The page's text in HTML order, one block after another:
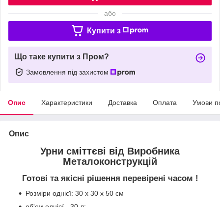
або
Купити з
Що таке купити з Пром?
Замовлення під захистом
Опис Характеристики Доставка Оплата Умови
Опис
Урни сміттєві від Виробника
Металоконструкцій
Готові та якісні рішення перевірені часом !
Розміри однієї: 30 х 30 х 50 см